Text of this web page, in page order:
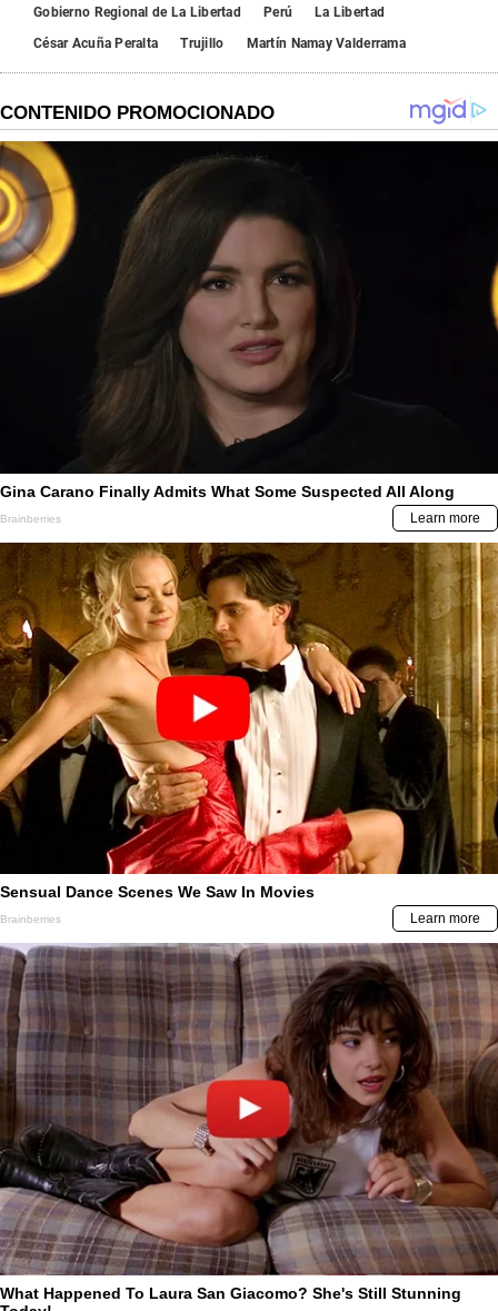
Gobierno Regional de La Libertad Perú
La Libertad
César Acuña Peralta
Trujillo Martín Namay Valderrama